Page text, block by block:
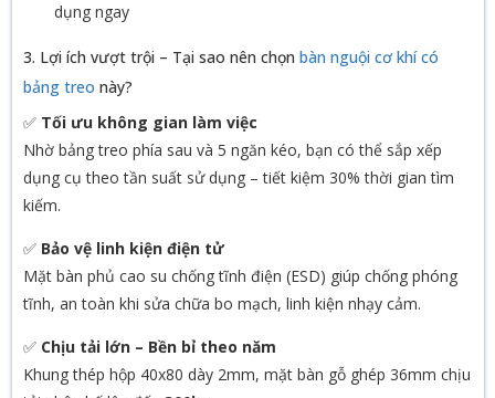
dụng ngay
3. Lợi ích vượt trội – Tại sao nên chọn bàn nguội cơ khí có
bảng treo này?
✅ Tối ưu không gian làm việc
Nhờ bảng treo phía sau và 5 ngăn kéo, bạn có thể sắp xếp
dụng cụ theo tần suất sử dụng – tiết kiệm 30% thời gian tìm
kiếm.
✅ Bảo vệ linh kiện điện tử
Mặt bàn phủ cao su chống tĩnh điện (ESD) giúp chống phóng
tĩnh, an toàn khi sửa chữa bo mạch, linh kiện nhạy cảm.
✅ Chịu tải lớn – Bền bỉ theo năm
Khung thép hộp 40x80 dày 2mm, mặt bàn gỗ ghép 36mm chịu